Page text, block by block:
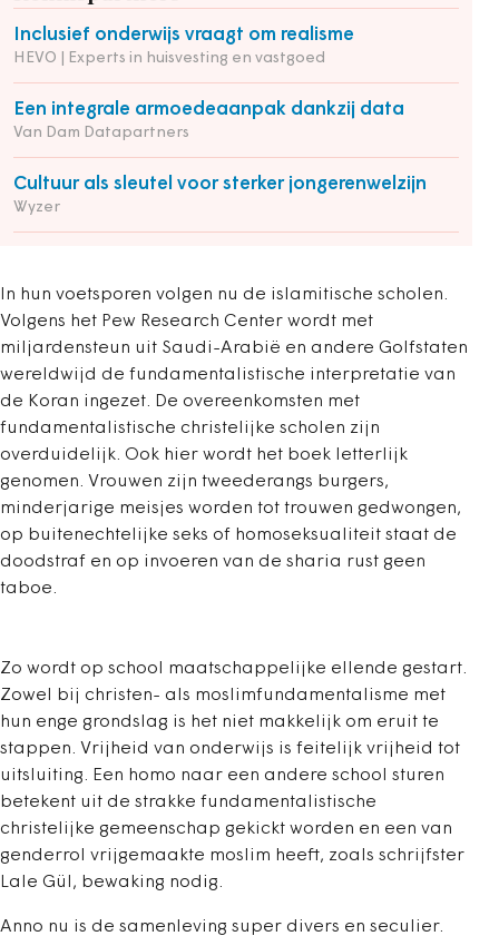
Inclusief onderwijs vraagt om realisme
HEVO | Experts in huisvesting en vastgoed
Een integrale armoedeaanpak dankzij data
Van Dam Datapartners
Cultuur als sleutel voor sterker jongerenwelzijn
Wyzer
In hun voetsporen volgen nu de islamitische scholen.
Volgens het Pew Research Center wordt met
miljardensteun uit Saudi-Arabië en andere Golfstaten
wereldwijd de fundamentalistische interpretatie van
de Koran ingezet. De overeenkomsten met
fundamentalistische christelijke scholen zijn
overduidelijk. Ook hier wordt het boek letterlijk
genomen. Vrouwen zijn tweederangs burgers,
minderjarige meisjes worden tot trouwen gedwongen,
op buitenechtelijke seks of homoseksualiteit staat de
doodstraf en op invoeren van de sharia rust geen
taboe.
Zo wordt op school maatschappelijke ellende gestart.
Zowel bij christen- als moslimfundamentalisme met
hun enge grondslag is het niet makkelijk om eruit te
stappen. Vrijheid van onderwijs is feitelijk vrijheid tot
uitsluiting. Een homo naar een andere school sturen
betekent uit de strakke fundamentalistische
christelijke gemeenschap gekickt worden en een van
genderrol vrijgemaakte moslim heeft, zoals schrijfster
Lale Gül, bewaking nodig.
Anno nu is de samenleving super divers en seculier.